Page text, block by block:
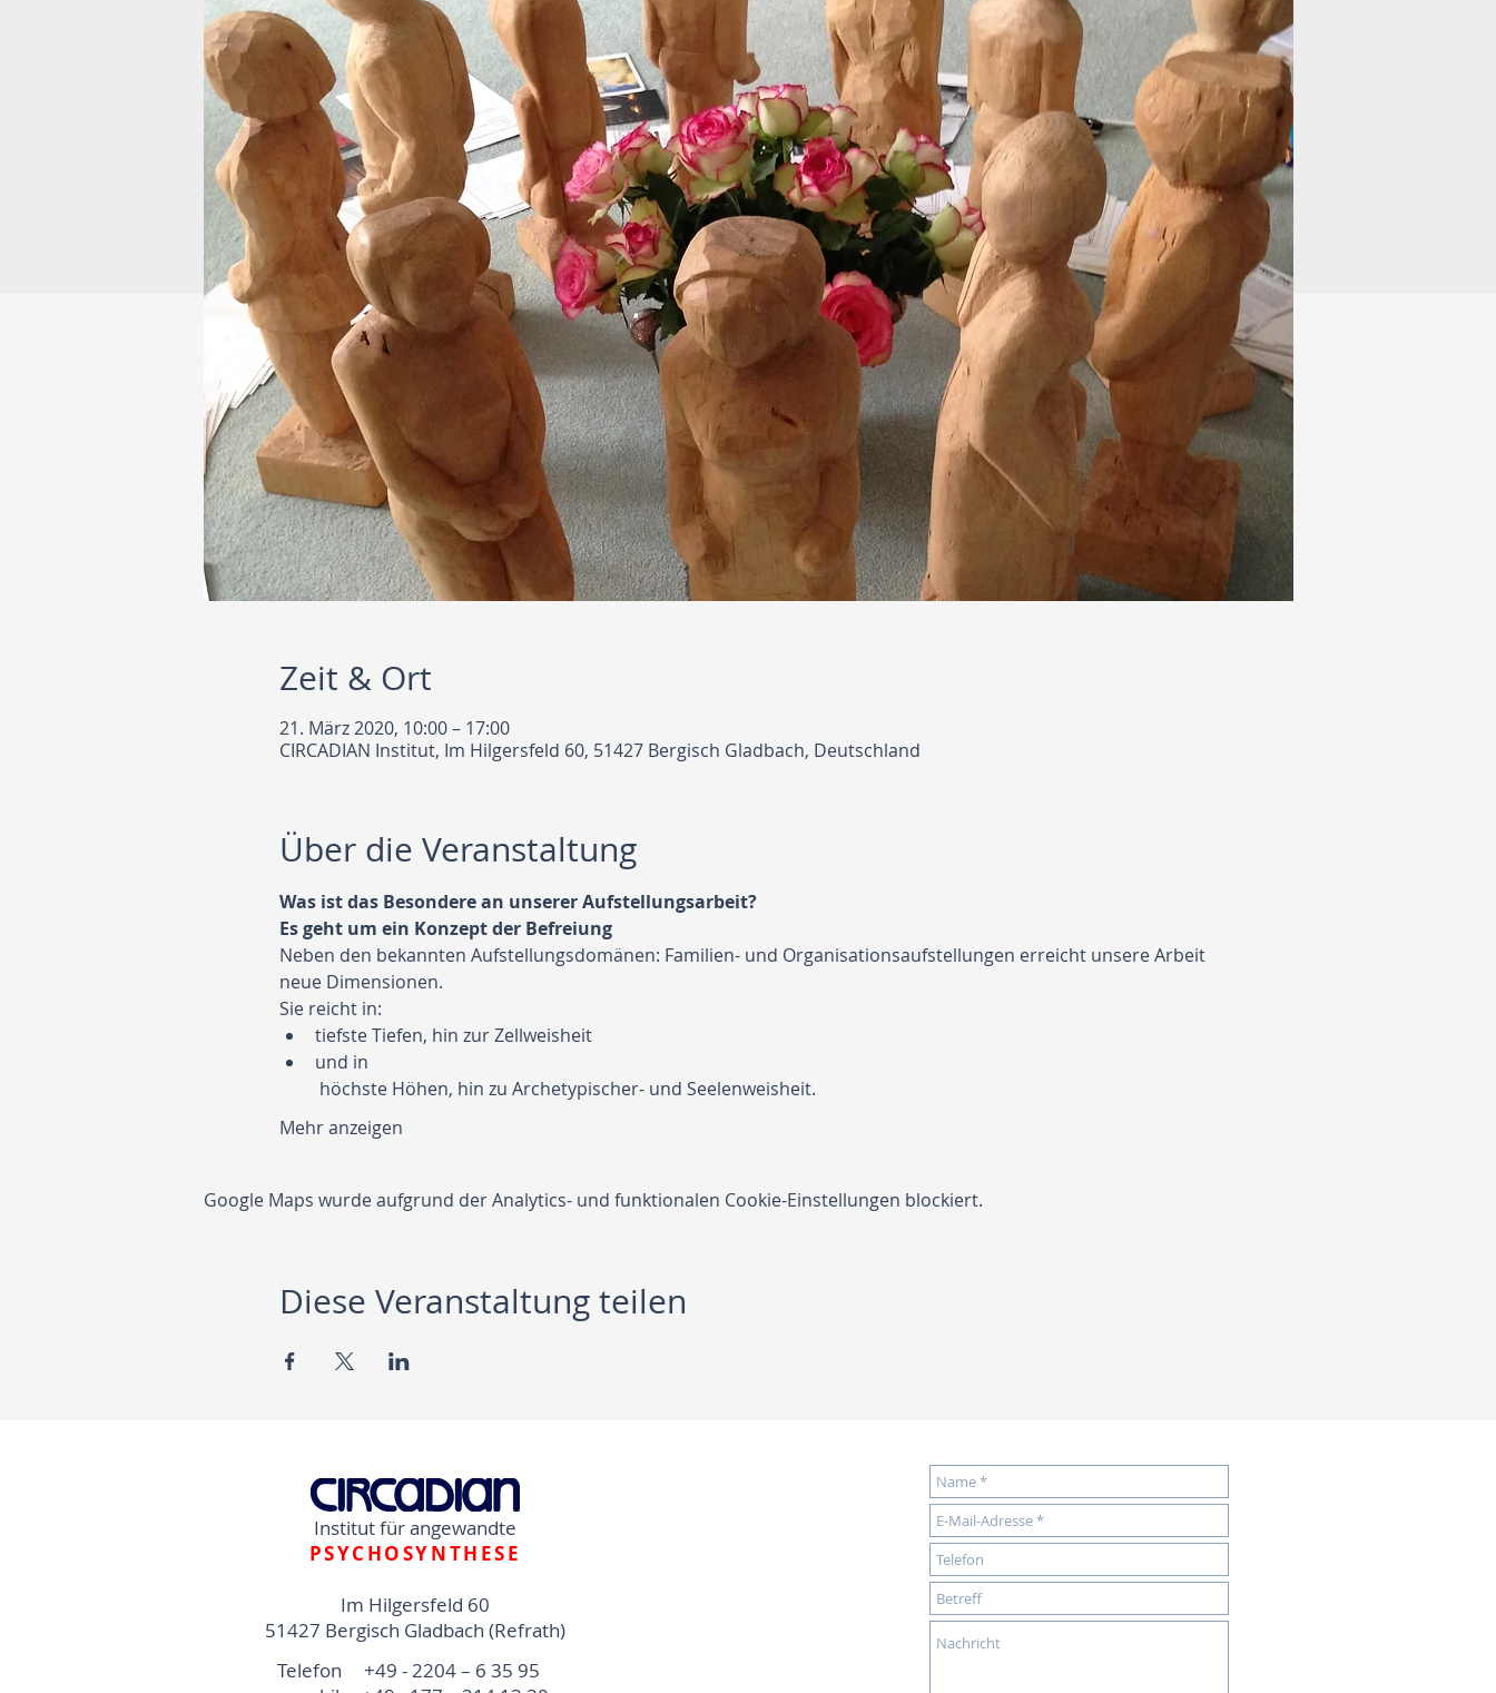
Zeit & Ort
21. März 2020, 10:00 – 17:00
CIRCADIAN Institut, Im Hilgersfeld 60, 51427 Bergisch Gladbach, Deutschland
Über die Veranstaltung
Was ist das Besondere an unserer Aufstellungsarbeit?
Es geht um ein Konzept der Befreiung
Neben den bekannten Aufstellungsdomänen: Familien- und Organisationsaufstellungen erreicht unsere Arbeit
tiefste Tiefen, hin zur Zellweisheit
und in
Mehr anzeigen
Google Maps wurde aufgrund der Analytics- und funktionalen Cookie-Einstellungen blockiert.
Diese Veranstaltung teilen
Institut für angewandte
PSYCHOSYNTHESE
Im Hilgersfeld 60
51427 Bergisch Gladbach (Refrath)
Telefon +49 - 2204 – 6 35 95